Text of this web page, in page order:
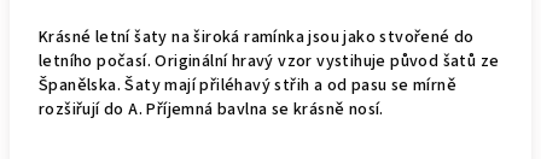
Krásné letní šaty na široká ramínka jsou jako stvořené do
letního počasí. Originální hravý vzor vystihuje původ šatů ze
Španělska. Šaty mají přiléhavý střih a od pasu se mírně
rozšiřují do A. Příjemná bavlna se krásně nosí.